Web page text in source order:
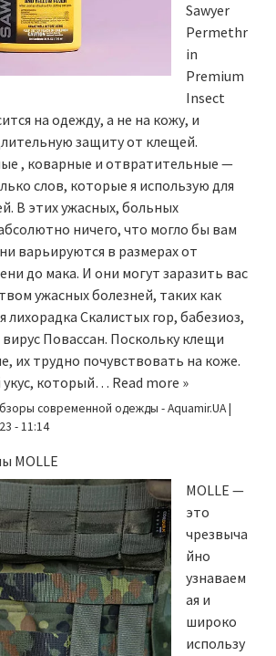
Sawyer
Permethr
in
Premium
Insect
на одежду, а не на кожу, и
защиту от клещей.
, коварные и отвратительные —
слов, которые я использую для
В этих ужасных, больных
ничего, что могло бы вам
варьируются в размерах от
до мака. И они могут заразить вас
ужасных болезней, таких как
лихорадка Скалистых гор, бабезиоз,
Повассан. Поскольку клещи
их трудно почувствовать на коже.
укус, который… Read more »
современной одежды - Aquamir.UA|
- 11:14
MOLLE
MOLLE —
это
чрезвыча
йно
узнаваем
ая и
широко
использу